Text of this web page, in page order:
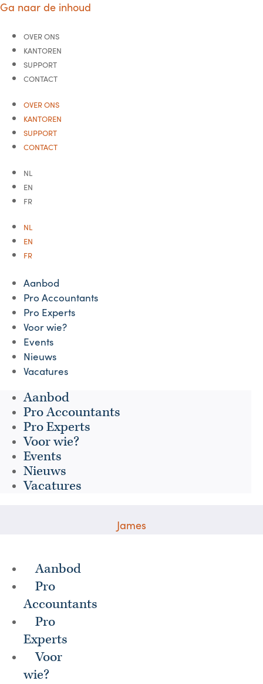
Ga naar de inhoud
OVER ONS
KANTOREN
SUPPORT
CONTACT
OVER ONS
KANTOREN
SUPPORT
CONTACT
NL
EN
FR
NL
EN
FR
Aanbod
Pro Accountants
Pro Experts
Voor wie?
Events
Nieuws
Vacatures
Aanbod
Pro Accountants
Pro Experts
Voor wie?
Events
Nieuws
Vacatures
James
Aanbod
Pro
Accountants
Pro
Experts
Voor
wie?